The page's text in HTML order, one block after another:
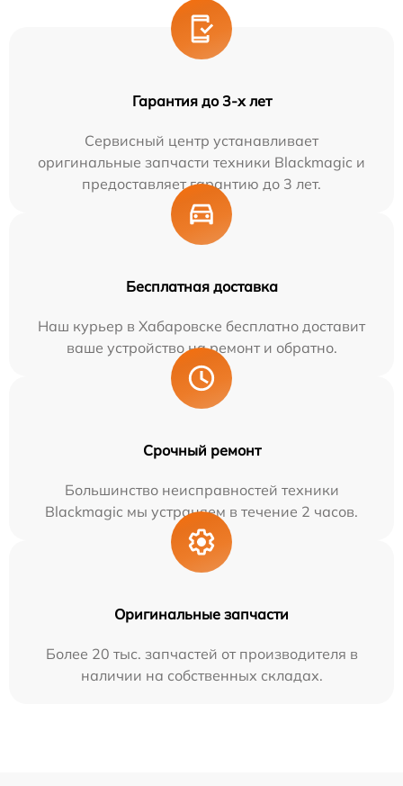
Гарантия до 3-х лет
Сервисный центр устанавливает
оригинальные запчасти техники Blackmagic и
предоставляет гарантию до 3 лет.
Бесплатная доставка
Наш курьер в Хабаровске бесплатно доставит
ваше устройство на ремонт и обратно.
Срочный ремонт
Большинство неисправностей техники
Blackmagic мы устраняем в течение 2 часов.
Оригинальные запчасти
Более 20 тыс. запчастей от производителя в
наличии на собственных складах.